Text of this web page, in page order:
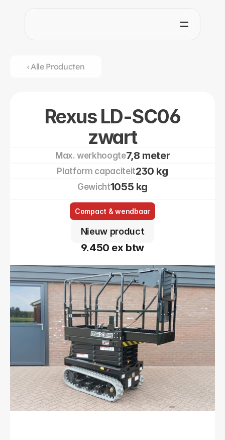
‹ Alle Producten
Rexus LD-SC06
zwart
Max. werkhoogte7,8 meter
Platform capaciteit230 kg
Gewicht1055 kg
Compact & wendbaar
Nieuw product
9.450 ex btw